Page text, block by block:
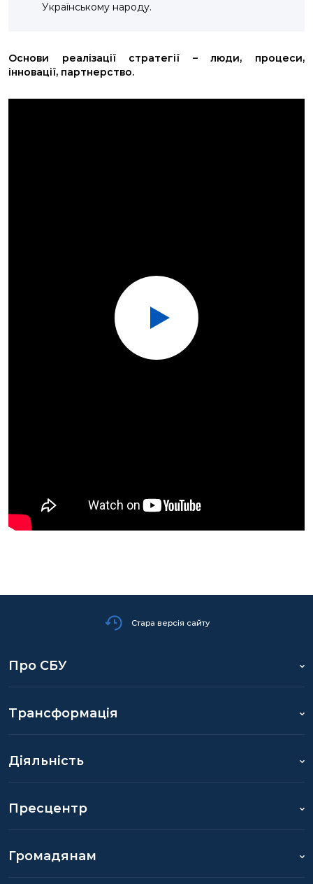
Українському народу.
Основи реалізації стратегії – люди, процеси,
інновації, партнерство.
Стара версія сайту
Про СБУ
Трансформація
Діяльність
Пресцентр
Громадянам